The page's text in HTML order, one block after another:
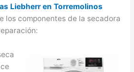
Liebherr en Torremolinos
los componentes de la secadora